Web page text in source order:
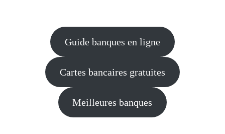
Guide banques en ligne
Cartes bancaires gratuites
Meilleures banques